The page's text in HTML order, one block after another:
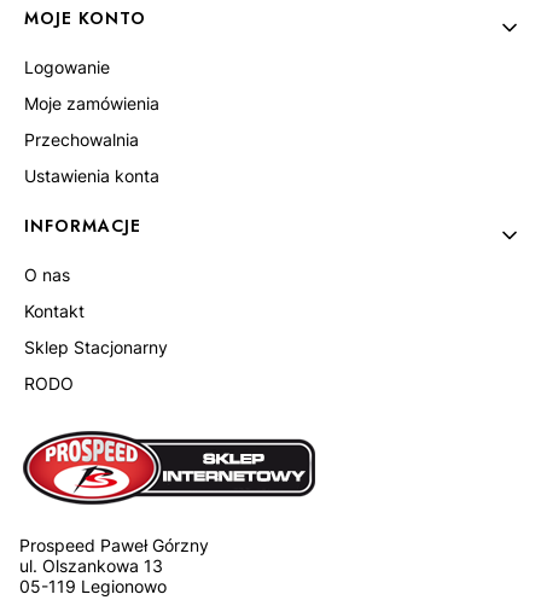
MOJE KONTO
Logowanie
Moje zamówienia
Przechowalnia
Ustawienia konta
INFORMACJE
O nas
Kontakt
Sklep Stacjonarny
RODO
Prospeed Paweł Górzny
ul. Olszankowa 13
05-119 Legionowo